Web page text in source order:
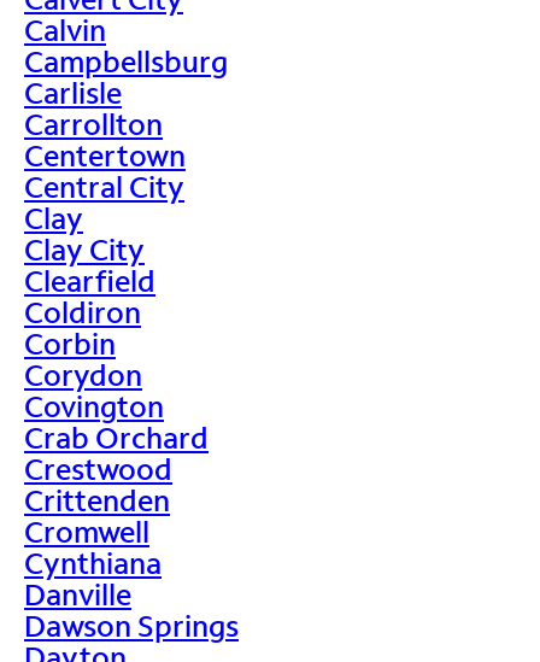
Calvin
Campbellsburg
Carlisle
Carrollton
Centertown
Central City
Clay
Clay City
Clearfield
Coldiron
Corbin
Corydon
Covington
Crab Orchard
Crestwood
Crittenden
Cromwell
Cynthiana
Danville
Dawson Springs